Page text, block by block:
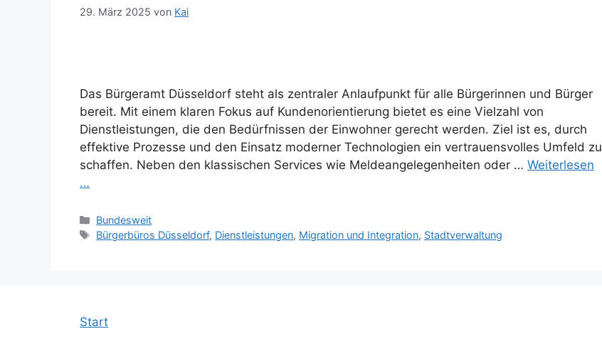
29. März 2025 von Kai
Das Bürgeramt Düsseldorf steht als zentraler Anlaufpunkt für alle Bürgerinnen und Bürger
bereit. Mit einem klaren Fokus auf Kundenorientierung bietet es eine Vielzahl von
Dienstleistungen, die den Bedürfnissen der Einwohner gerecht werden. Ziel ist es, durch
effektive Prozesse und den Einsatz moderner Technologien ein vertrauensvolles Umfeld zu
schaffen. Neben den klassischen Services wie Meldeangelegenheiten oder … Weiterlesen
…
Kategorien
Bundesweit
Schlagwörter
Bürgerbüros Düsseldorf, Dienstleistungen, Migration und Integration, Stadtverwaltung
Start